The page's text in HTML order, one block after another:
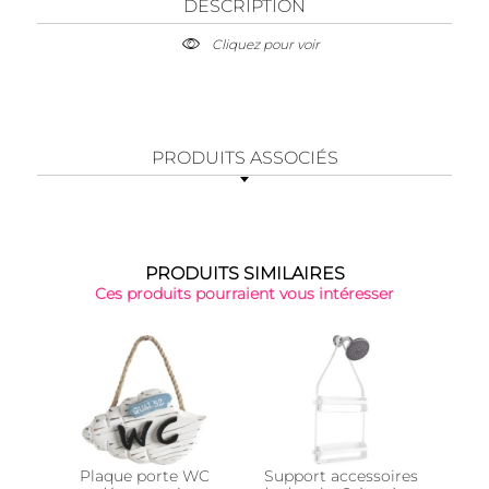
DESCRIPTION
Cliquez pour voir
PRODUITS ASSOCIÉS
PRODUITS SIMILAIRES
Ces produits pourraient vous intéresser
Plaque porte WC
Support accessoires